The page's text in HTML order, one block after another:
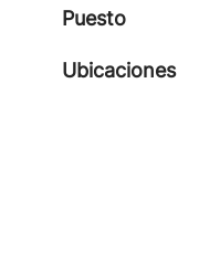
Puesto
Ubicaciones